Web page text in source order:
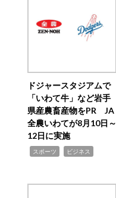
ドジャースタジアムで
「いわて牛」など岩手
県産農畜産物をPR JA
全農いわてが8月10日～
12日に実施
スポーツ ビジネス